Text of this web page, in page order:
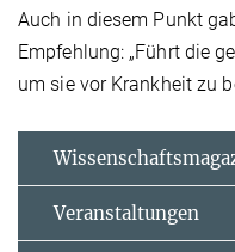
Auch in diesem Punkt
Empfehlung: „Führt die
um sie vor Krankheit zu
Veranstaltungen